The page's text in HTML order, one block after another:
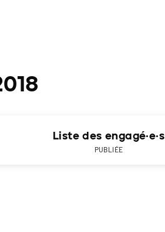
Liste des engagé·e·s
PUBLIÉE